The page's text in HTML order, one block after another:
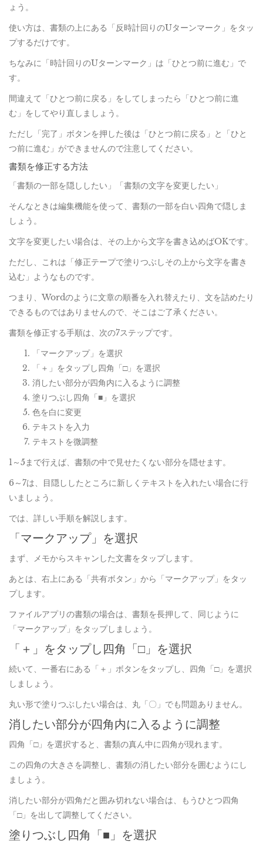
ょう。
使い方は、書類の上にある「反時計回りのUターンマーク」をタッ
プするだけです。
ちなみに「時計回りのUターンマーク」は「ひとつ前に進む」で
す。
間違えて「ひとつ前に戻る」をしてしまったら「ひとつ前に進
む」をしてやり直しましょう。
ただし「完了」ボタンを押した後は「ひとつ前に戻る」と「ひと
つ前に進む」ができませんので注意してください。
書類を修正する方法
「書類の一部を隠ししたい」「書類の文字を変更したい」
そんなときは編集機能を使って、書類の一部を白い四角で隠しま
しょう。
文字を変更したい場合は、その上から文字を書き込めばOKです。
ただし、これは「修正テープで塗りつぶしその上から文字を書き
込む」ようなものです。
つまり、Wordのように文章の順番を入れ替えたり、文を詰めたり
できるものではありませんので、そこはご了承ください。
書類を修正する手順は、次の7ステップです。
「マークアップ」を選択
「＋」をタップし四角「□」を選択
消したい部分が四角内に入るように調整
塗りつぶし四角「■」を選択
色を白に変更
テキストを入力
テキストを微調整
1～5まで行えば、書類の中で見せたくない部分を隠せます。
6～7は、目隠ししたところに新しくテキストを入れたい場合に行
いましょう。
では、詳しい手順を解説します。
「マークアップ」を選択
まず、メモからスキャンした文書をタップします。
あとは、右上にある「共有ボタン」から「マークアップ」をタッ
プします。
ファイルアプリの書類の場合は、書類を長押して、同じように
「マークアップ」をタップしましょう。
「＋」をタップし四角「□」を選択
続いて、一番右にある「＋」ボタンをタップし、四角「□」を選択
しましょう。
丸い形で塗りつぶしたい場合は、丸「〇」でも問題ありません。
消したい部分が四角内に入るように調整
四角「□」を選択すると、書類の真ん中に四角が現れます。
この四角の大きさを調整し、書類の消したい部分を囲むようにし
ましょう。
消したい部分が四角だと囲み切れない場合は、もうひとつ四角
「□」を出して調整してください。
塗りつぶし四角「■」を選択